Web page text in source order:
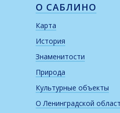
О САБЛИНО
Карта
История
Знаменитости
Природа
Культурные объекты
О Ленинградской